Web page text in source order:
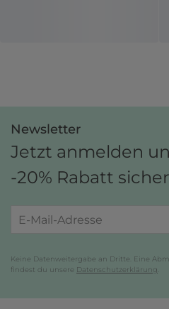
Newsletter
Jetzt anmelden
-20% Rabatt
Keine Datenweitergabe an Dritte. Eine
findest du unsere Datenschutzerklärung